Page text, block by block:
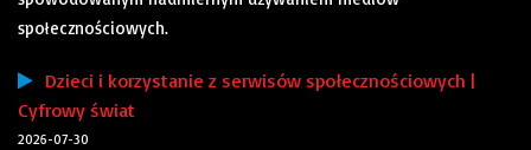
społecznościowych.
Dzieci i korzystanie z serwisów społecznościowych |
Cyfrowy świat
2026-07-30